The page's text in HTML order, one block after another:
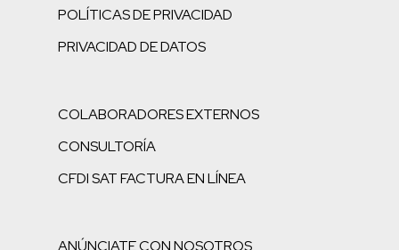
POLÍTICAS DE PRIVACIDAD
PRIVACIDAD DE DATOS
COLABORADORES EXTERNOS
CONSULTORÍA
CFDI SAT FACTURA EN LÍNEA
ANÚNCIATE CON NOSOTROS